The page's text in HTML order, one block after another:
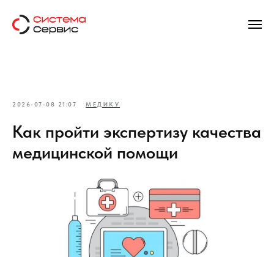
2026-07-08 21:07 МЕДИКУ
Как пройти экспертизу качества
медицинской помощи